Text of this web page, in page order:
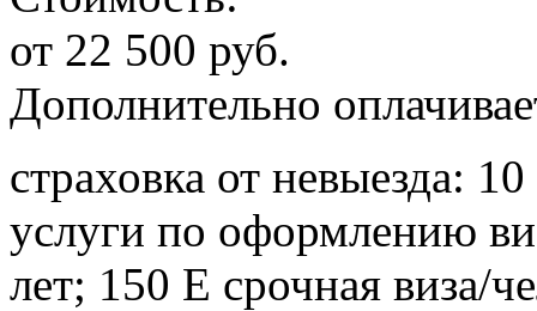
от 22 500 руб.
Дополнительно
страховка от невыезда:
услуги по оформлению
лет; 150 Е срочная виза/